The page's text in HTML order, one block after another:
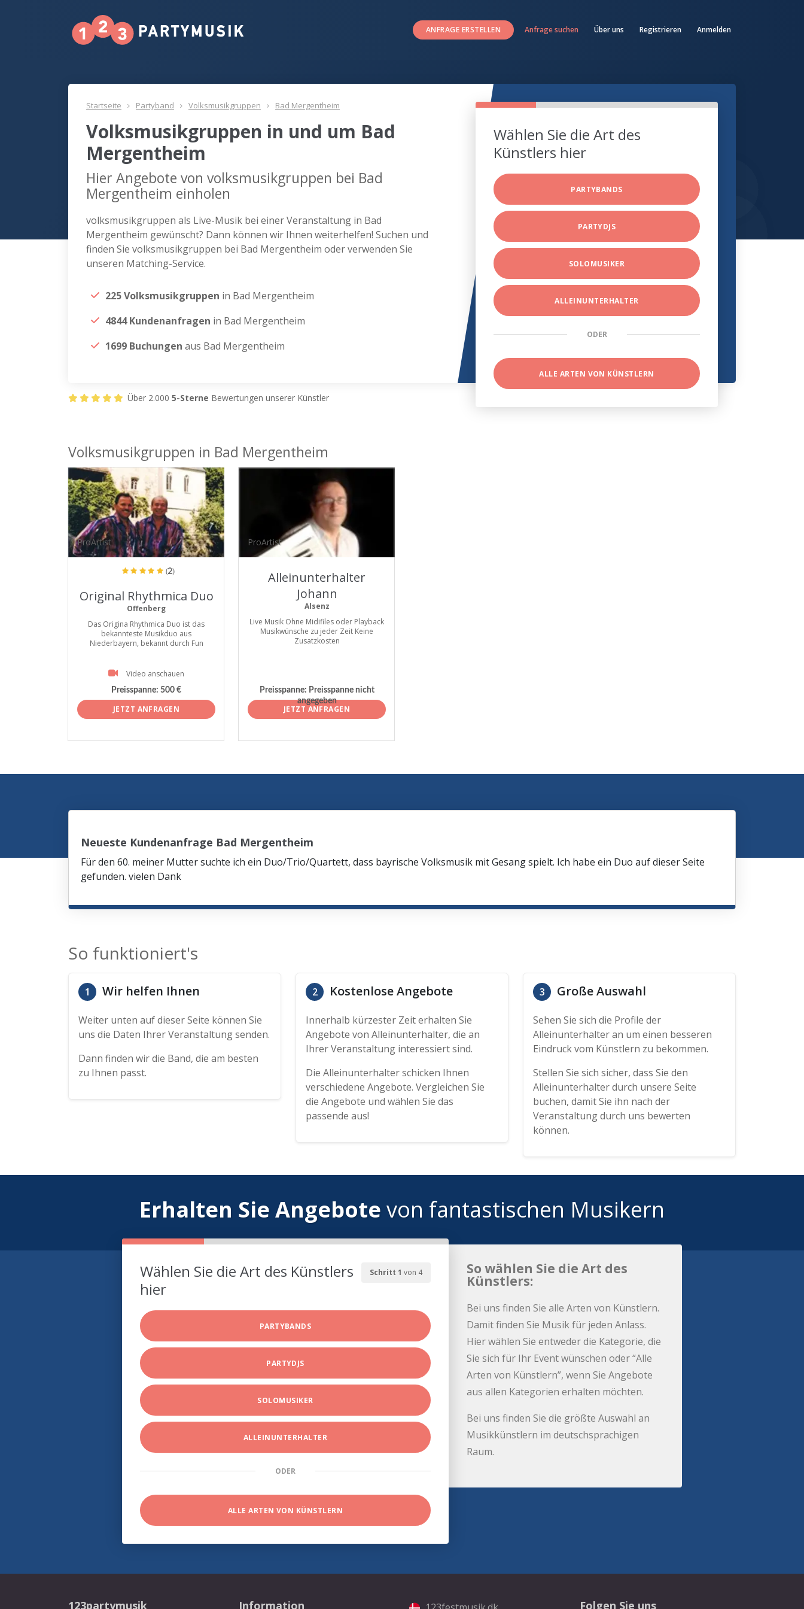
ANFRAGE ERSTELLEN Anfrage suchen Über uns Registrieren Anmelden
Startseite Partyband Volksmusikgruppen Bad Mergentheim
Volksmusikgruppen in und um Bad
Mergentheim
Hier Angebote von volksmusikgruppen bei Bad
Mergentheim einholen
volksmusikgruppen als Live-Musik bei einer Veranstaltung in Bad
Mergentheim gewünscht? Dann können wir Ihnen weiterhelfen! Suchen und
finden Sie volksmusikgruppen bei Bad Mergentheim oder verwenden Sie
unseren Matching-Service.
225 Volksmusikgruppen in Bad Mergentheim
4844 Kundenanfragen in Bad Mergentheim
1699 Buchungen aus Bad Mergentheim
Wählen Sie die Art des
Künstlers hier
PARTYBANDS
PARTYDJS
SOLOMUSIKER
ALLEINUNTERHALTER
ODER
ALLE ARTEN VON KÜNSTLERN
Über 2.000 5-Sterne Bewertungen unserer Künstler
Volksmusikgruppen in Bad Mergentheim
ProArtist
(2)
Original Rhythmica Duo
Offenberg
Das Origina Rhythmica Duo ist das
bekannteste Musikduo aus
Niederbayern, bekannt durch Fun
Video anschauen
Preisspanne: 500 €
JETZT ANFRAGEN
ProArtist
Alleinunterhalter
Johann
Alsenz
Live Musik Ohne Midifiles oder Playback
Musikwünsche zu jeder Zeit Keine
Zusatzkosten
Preisspanne: Preisspanne nicht
angegeben
JETZT ANFRAGEN
Neueste Kundenanfrage Bad Mergentheim
Für den 60. meiner Mutter suchte ich ein Duo/Trio/Quartett, dass bayrische Volksmusik mit Gesang spielt. Ich habe ein Duo auf dieser Seite
gefunden. vielen Dank
So funktioniert's
1 Wir helfen Ihnen
Weiter unten auf dieser Seite können Sie
uns die Daten Ihrer Veranstaltung senden.
Dann finden wir die Band, die am besten
zu Ihnen passt.
2 Kostenlose Angebote
Innerhalb kürzester Zeit erhalten Sie
Angebote von Alleinunterhalter, die an
Ihrer Veranstaltung interessiert sind.
Die Alleinunterhalter schicken Ihnen
verschiedene Angebote. Vergleichen Sie
die Angebote und wählen Sie das
passende aus!
3 Große Auswahl
Sehen Sie sich die Profile der
Alleinunterhalter an um einen besseren
Eindruck vom Künstlern zu bekommen.
Stellen Sie sich sicher, dass Sie den
Alleinunterhalter durch unsere Seite
buchen, damit Sie ihn nach der
Veranstaltung durch uns bewerten
können.
Erhalten Sie Angebote von fantastischen Musikern
Schritt 1 von 4
Wählen Sie die Art des Künstlers
hier
PARTYBANDS
PARTYDJS
SOLOMUSIKER
ALLEINUNTERHALTER
ODER
ALLE ARTEN VON KÜNSTLERN
So wählen Sie die Art des
Künstlers:
Bei uns finden Sie alle Arten von Künstlern.
Damit finden Sie Musik für jeden Anlass.
Hier wählen Sie entweder die Kategorie, die
Sie sich für Ihr Event wünschen oder “Alle
Arten von Künstlern”, wenn Sie Angebote
aus allen Kategorien erhalten möchten.
Bei uns finden Sie die größte Auswahl an
Musikkünstlern im deutschsprachigen
Raum.
123partymusik Information Folgen Sie uns